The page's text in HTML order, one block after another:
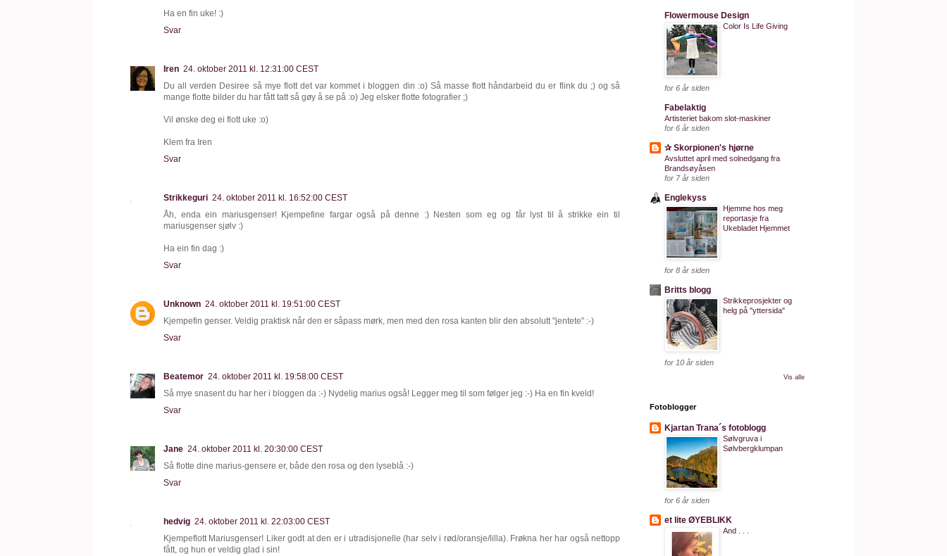
Ha en fin uke! :)
Svar
Iren 24. oktober 2011 kl. 12:31:00 CEST
Du all verden Desiree så mye flott det var kommet i bloggen din :o) Så masse flott håndarbeid du er flink du ;) og så
mange flotte bilder du har fått tatt så gøy å se på :o) Jeg elsker flotte fotografier ;)
Vil ønske deg ei flott uke :o)
Klem fra Iren
Svar
Strikkeguri 24. oktober 2011 kl. 16:52:00 CEST
Åh, enda ein mariusgenser! Kjempefine fargar også på denne :) Nesten som eg og får lyst til å strikke ein til
mariusgenser sjølv :)
Ha ein fin dag :)
Svar
Unknown 24. oktober 2011 kl. 19:51:00 CEST
Kjempefin genser. Veldig praktisk når den er såpass mørk, men med den rosa kanten blir den absolutt "jentete" :-)
Svar
Beatemor 24. oktober 2011 kl. 19:58:00 CEST
Så mye snasent du har her i bloggen da :-) Nydelig marius også! Legger meg til som følger jeg :-) Ha en fin kveld!
Svar
Jane 24. oktober 2011 kl. 20:30:00 CEST
Så flotte dine marius-gensere er, både den rosa og den lyseblå :-)
Svar
hedvig 24. oktober 2011 kl. 22:03:00 CEST
Kjempeflott Mariusgenser! Liker godt at den er i utradisjonelle (har selv i rød/oransje/lilla). Frøkna her har også nettopp
fått, og hun er veldig glad i sin!
Flowermouse Design
Color Is Life Giving
for 6 år siden
Fabelaktig
Artisteriet bakom slot-maskiner
for 6 år siden
✰ Skorpionen's hjørne
Avsluttet april med solnedgang fra
Brandsøyåsen
for 7 år siden
Englekyss
Hjemme hos meg
reportasje fra
Ukebladet Hjemmet
for 8 år siden
Britts blogg
Strikkeprosjekter og
helg på "yttersida"
for 10 år siden
Vis alle
Fotoblogger
Kjartan Trana´s fotoblogg
Sølvgruva i
Sølvbergklumpan
for 6 år siden
et lite ØYEBLIKK
And . . .